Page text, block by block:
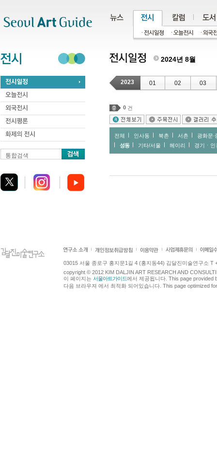
통합검색
2024년 8월
2023 01 02 03
0 건
전체 인사동 북촌 서촌
광화문∙
성동
기타/서울 헤이리 경기ㆍ인
03015 서울 종로구 홍지문1길 4 (홍지동44) 김달진미술연구소 T
copyright © 2012 KIM DALJIN ART RESEARCH AND
이 페이지는 서울아트가이드에서 제공됩니다. This page provided
다음 브라우져 에서 최적화 되어있습니다. This page optimized